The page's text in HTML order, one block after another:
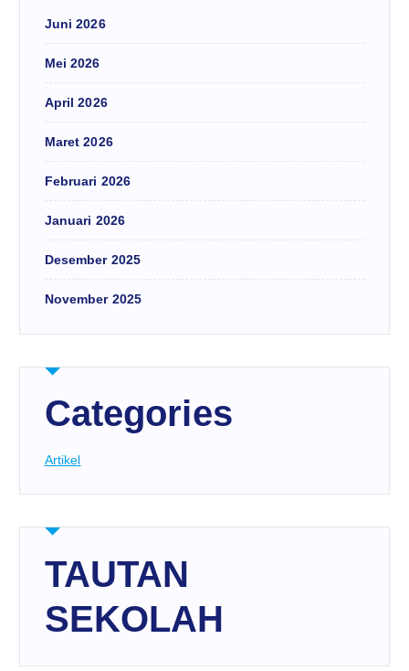
Juni 2026
Mei 2026
April 2026
Maret 2026
Februari 2026
Januari 2026
Desember 2025
November 2025
Categories
Artikel
TAUTAN
SEKOLAH